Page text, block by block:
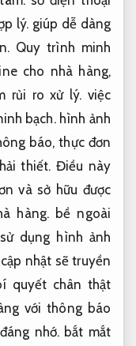
lý. giúp dễ dàng
Quy trình minh
cho nhà hàng,
rủi ro xử lý. việc
bạch.hình ảnh
báo, thực đơn
thiết. Điều này
và sở hữu được
hàng. bề ngoài
dụng hình ảnh
nhật sẽ truyền
quyết chân thật
với thông báo
nhớ. bắt mắt